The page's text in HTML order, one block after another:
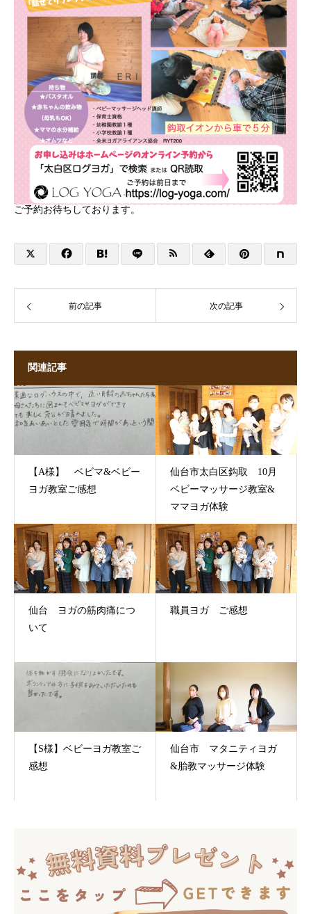
ご予約お待ちしております。
前の記事 次の記事
関連記事
【A様】 ベビマ&ベビー
ヨガ教室ご感想
仙台市太白区鈎取 10月
ベビーマッサージ教室&
ママヨガ体験
仙台 ヨガの筋肉痛につ
いて
職員ヨガ ご感想
【S様】ベビーヨガ教室ご
感想
仙台市 マタニティヨガ
&胎教マッサージ体験